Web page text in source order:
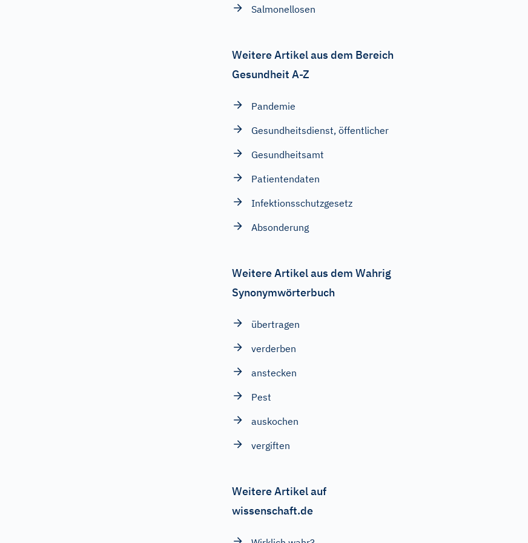
Salmonellosen
Weitere Artikel aus dem Bereich
Gesundheit A-Z
Pandemie
Gesundheitsdienst, öffentlicher
Gesundheitsamt
Patientendaten
Infektionsschutzgesetz
Absonderung
Weitere Artikel aus dem Wahrig
Synonymwörterbuch
übertragen
verderben
anstecken
Pest
auskochen
vergiften
Weitere Artikel auf
wissenschaft.de